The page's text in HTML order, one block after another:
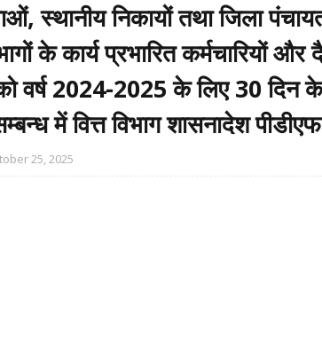
स्थानीय निकायों तथा जिला
के कार्य प्रभारित कर्मचारियों और
को वर्ष 2024-2025 के लिए 30 दिन
में वित्त विभाग शासनादेश पीडीएफ
25, 2025